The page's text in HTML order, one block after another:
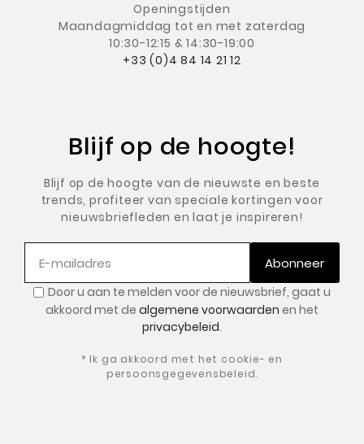
Openingstijden
Maandagmiddag tot en met zaterdag
10:30-12:15 & 14:30-19:00
+33 (0)4 84 14 21 12
Blijf op de hoogte!
Blijf op de hoogte van de nieuwste en beste
trends, profiteer van speciale kortingen voor
nieuwsbriefleden en laat je inspireren!
Abonneer
Door u aan te melden voor de nieuwsbrief, gaat u
akkoord met de algemene voorwaarden en het
privacybeleid.
* Ik ga akkoord met het cookie- en
persoonsgegevensbeleid.